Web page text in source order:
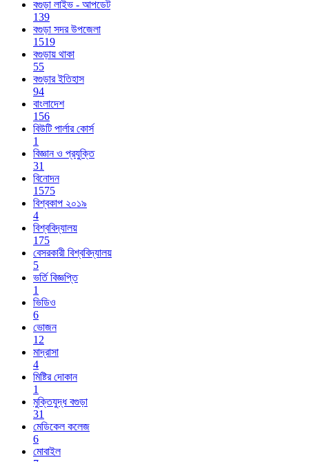
বগুড়া লাইভ - আপডেট
139
বগুড়া সদর উপজেলা
1519
বগুড়ায় থাকা
55
বগুড়ার ইতিহাস
94
বাংলাদেশ
156
বিউটি পার্লার কোর্স
1
বিজ্ঞান ও প্রযুক্তি
31
বিনোদন
1575
বিশ্বকাপ ২০১৯
4
বিশ্ববিদ্যালয়
175
বেসরকারী বিশ্ববিদ্যালয়
5
ভর্তি বিজ্ঞপ্তি
1
ভিডিও
6
ভোজন
12
মাদ্রাসা
4
মিষ্টির দোকান
1
মুক্তিযুদ্ধ বগুড়া
31
মেডিকেল কলেজ
6
মোবাইল